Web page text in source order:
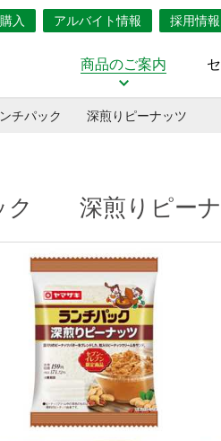
入 アルバイト情報 採用情報
商品のご案内
チパック 深煎りピーナッツ
ク 深煎りピーナ